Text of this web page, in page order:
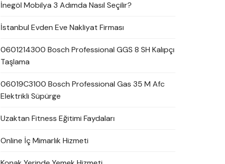
İnegöl Mobilya 3 Adımda Nasıl Seçilir?
İstanbul Evden Eve Nakliyat Firması
0601214300 Bosch Professional GGS 8 SH Kalıpçı
Taşlama
06019C3100 Bosch Professional Gas 35 M Afc
Elektrikli Süpürge
Uzaktan Fitness Eğitimi Faydaları
Online İç Mimarlık Hizmeti